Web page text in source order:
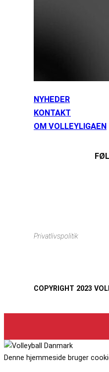
NYHEDER
KONTAKT
OM VOLLEYLIGAEN
Privatlivspolitik
COPYRIGHT 2023
Denne hjemmeside bruger